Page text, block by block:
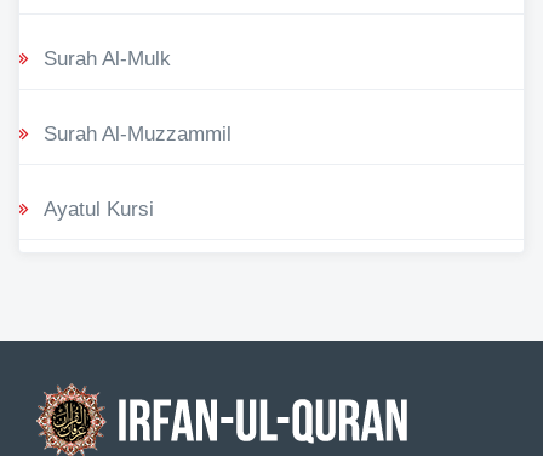
Surah Al-Mulk
Surah Al-Muzzammil
Ayatul Kursi